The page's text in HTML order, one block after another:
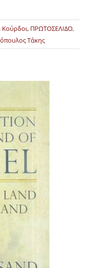
Κούρδοι, ΠΡΩΤΟΣΕΛΙΔΟ,
Τάκης